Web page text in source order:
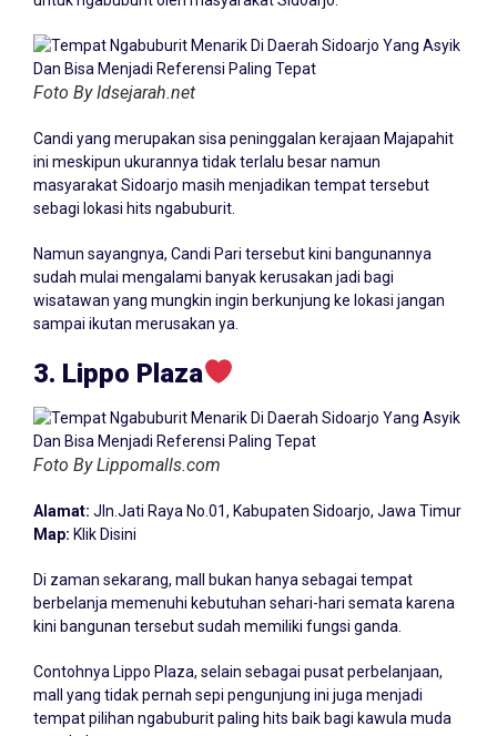
Foto By Idsejarah.net
Candi yang merupakan sisa peninggalan kerajaan Majapahit
ini meskipun ukurannya tidak terlalu besar namun
masyarakat Sidoarjo masih menjadikan tempat tersebut
sebagi lokasi hits ngabuburit.
Namun sayangnya, Candi Pari tersebut kini bangunannya
sudah mulai mengalami banyak kerusakan jadi bagi
wisatawan yang mungkin ingin berkunjung ke lokasi jangan
sampai ikutan merusakan ya.
3. Lippo Plaza
Foto By Lippomalls.com
Alamat: Jln.Jati Raya No.01, Kabupaten Sidoarjo, Jawa Timur
Map: Klik Disini
Di zaman sekarang, mall bukan hanya sebagai tempat
berbelanja memenuhi kebutuhan sehari-hari semata karena
kini bangunan tersebut sudah memiliki fungsi ganda.
Contohnya Lippo Plaza, selain sebagai pusat perbelanjaan,
mall yang tidak pernah sepi pengunjung ini juga menjadi
tempat pilihan ngabuburit paling hits baik bagi kawula muda